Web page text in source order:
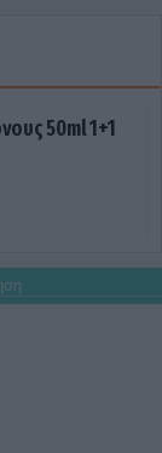
50ml 1+1